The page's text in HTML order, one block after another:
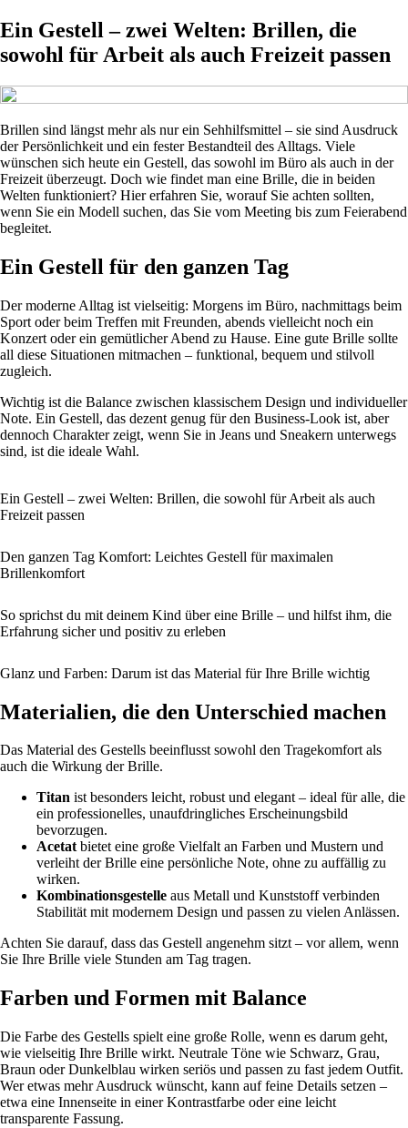
Ein Gestell – zwei Welten: Brillen, die
sowohl für Arbeit als auch Freizeit passen
Brillen sind längst mehr als nur ein Sehhilfsmittel – sie sind Ausdruck
der Persönlichkeit und ein fester Bestandteil des Alltags. Viele
wünschen sich heute ein Gestell, das sowohl im Büro als auch in der
Freizeit überzeugt. Doch wie findet man eine Brille, die in beiden
Welten funktioniert? Hier erfahren Sie, worauf Sie achten sollten,
wenn Sie ein Modell suchen, das Sie vom Meeting bis zum Feierabend
begleitet.
Ein Gestell für den ganzen Tag
Der moderne Alltag ist vielseitig: Morgens im Büro, nachmittags beim
Sport oder beim Treffen mit Freunden, abends vielleicht noch ein
Konzert oder ein gemütlicher Abend zu Hause. Eine gute Brille sollte
all diese Situationen mitmachen – funktional, bequem und stilvoll
zugleich.
Wichtig ist die Balance zwischen klassischem Design und individueller
Note. Ein Gestell, das dezent genug für den Business-Look ist, aber
dennoch Charakter zeigt, wenn Sie in Jeans und Sneakern unterwegs
sind, ist die ideale Wahl.
Ein Gestell – zwei Welten: Brillen, die sowohl für Arbeit als auch
Freizeit passen
Den ganzen Tag Komfort: Leichtes Gestell für maximalen
Brillenkomfort
So sprichst du mit deinem Kind über eine Brille – und hilfst ihm, die
Erfahrung sicher und positiv zu erleben
Glanz und Farben: Darum ist das Material für Ihre Brille wichtig
Materialien, die den Unterschied machen
Das Material des Gestells beeinflusst sowohl den Tragekomfort als
auch die Wirkung der Brille.
Titan ist besonders leicht, robust und elegant – ideal für alle, die
ein professionelles, unaufdringliches Erscheinungsbild
bevorzugen.
Acetatbietet eine große Vielfalt an Farben und Mustern und
verleiht der Brille eine persönliche Note, ohne zu auffällig zu
wirken.
Kombinationsgestelle aus Metall und Kunststoff verbinden
Stabilität mit modernem Design und passen zu vielen Anlässen.
Achten Sie darauf, dass das Gestell angenehm sitzt – vor allem, wenn
Sie Ihre Brille viele Stunden am Tag tragen.
Farben und Formen mit Balance
Die Farbe des Gestells spielt eine große Rolle, wenn es darum geht,
wie vielseitig Ihre Brille wirkt. Neutrale Töne wie Schwarz, Grau,
Braun oder Dunkelblau wirken seriös und passen zu fast jedem Outfit.
Wer etwas mehr Ausdruck wünscht, kann auf feine Details setzen –
etwa eine Innenseite in einer Kontrastfarbe oder eine leicht
transparente Fassung.